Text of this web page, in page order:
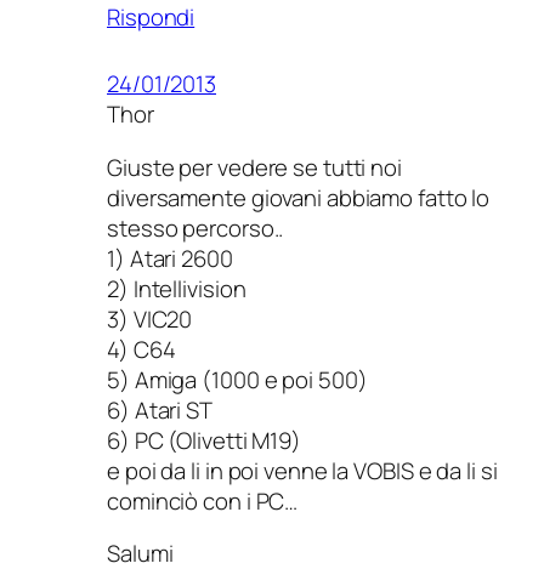
Rispondi
24/01/2013
Thor
Giuste per vedere se tutti noi
diversamente giovani abbiamo fatto lo
stesso percorso..
1) Atari 2600
2) Intellivision
3) VIC20
4) C64
5) Amiga (1000 e poi 500)
6) Atari ST
6) PC (Olivetti M19)
e poi da li in poi venne la VOBIS e da li si
cominciò con i PC…
Salumi